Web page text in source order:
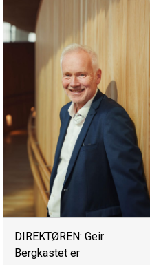
DIREKTØREN: Geir
Bergkastet er